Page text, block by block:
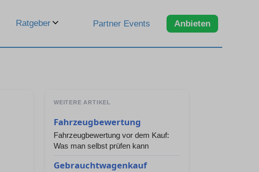
Ratgeber Partner Events Anbieten
WEITERE ARTIKEL
Fahrzeugbewertung
Fahrzeugbewertung vor dem Kauf:
Was man selbst prüfen kann
Gebrauchtwagenkauf